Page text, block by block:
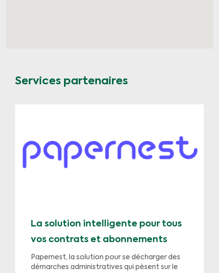
Services partenaires
La solution intelligente pour tous
vos contrats et abonnements
Papernest, la solution pour se décharger des
démarches administratives qui pèsent sur le